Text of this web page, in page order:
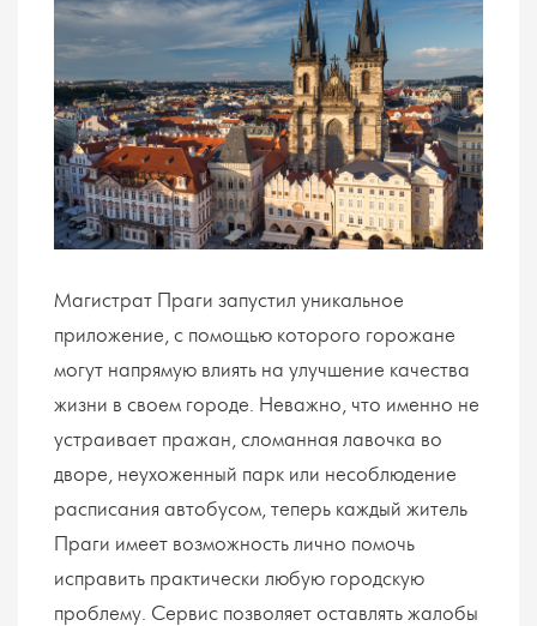
Магистрат Праги запустил уникальное
приложение, с помощью которого горожане
могут напрямую влиять на улучшение качества
жизни в своем городе. Неважно, что именно не
устраивает пражан, сломанная лавочка во
дворе, неухоженный парк или несоблюдение
расписания автобусом, теперь каждый житель
Праги имеет возможность лично помочь
исправить практически любую городскую
проблему. Сервис позволяет оставлять жалобы